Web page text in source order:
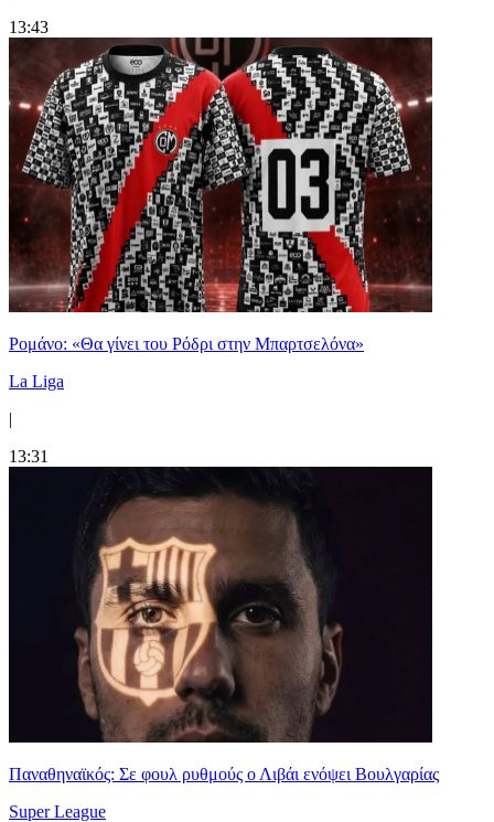
13:43
Ρομάνο: «Θα γίνει του Ρόδρι στην Μπαρτσελόνα»
La Liga
|
13:31
Παναθηναϊκός: Σε φουλ ρυθμούς ο Λιβάι ενόψει Βουλγαρίας
Super League